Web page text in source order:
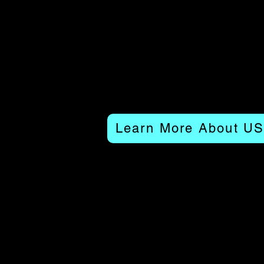
Learn More About US